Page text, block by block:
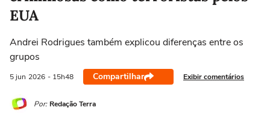
EUA
Andrei Rodrigues também explicou diferenças entre os
grupos
5 jun 2026 - 15h48 Compartilhar Exibir comentários
Por: Redação Terra